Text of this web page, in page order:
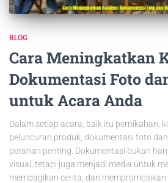
BLOG
Cara Meningkatkan
Dokumentasi Foto
untuk Acara Anda
Dalam setiap acara, baik itu pernikahan,
peluncuran produk, dokumentasi foto
peranan penting. Dokumentasi bukan
visual, tetapi juga menjadi media untuk
membagikan cerita, dan